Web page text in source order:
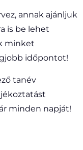
annak ajánljuk
is be lehet
minket
időpontot!
tanév
minden napját!